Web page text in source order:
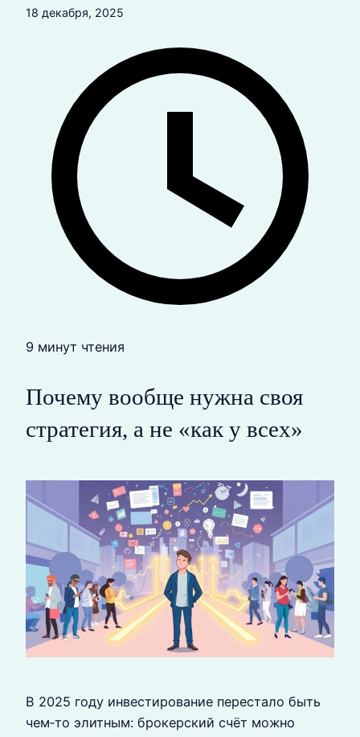
18 декабря, 2025
9 минут чтения
Почему вообще нужна своя
стратегия, а не «как у всех»
В 2025 году инвестирование перестало быть
чем‑то элитным: брокерский счёт можно